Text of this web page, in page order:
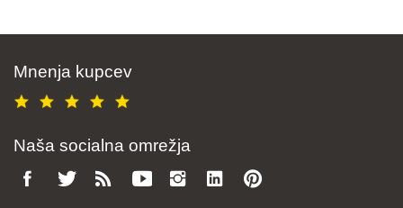
Mnenja kupcev
Naša socialna omrežja